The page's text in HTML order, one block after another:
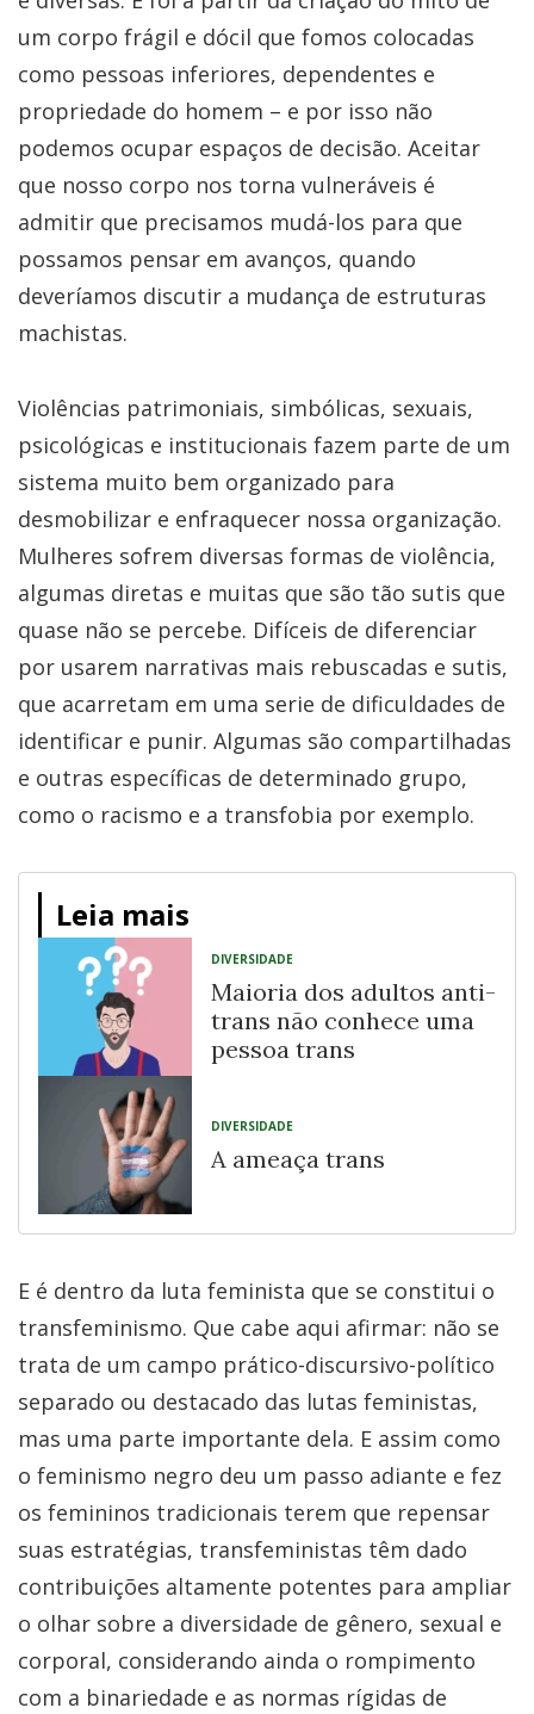
um corpo frágil e dócil que fomos colocadas
como pessoas inferiores, dependentes e
propriedade do homem – e por isso não
podemos ocupar espaços de decisão. Aceitar
que nosso corpo nos torna vulneráveis é
admitir que precisamos mudá-los para que
possamos pensar em avanços, quando
deveríamos discutir a mudança de estruturas
machistas.
Violências patrimoniais, simbólicas, sexuais,
psicológicas e institucionais fazem parte de um
sistema muito bem organizado para
desmobilizar e enfraquecer nossa organização.
Mulheres sofrem diversas formas de violência,
algumas diretas e muitas que são tão sutis que
quase não se percebe. Difíceis de diferenciar
por usarem narrativas mais rebuscadas e sutis,
que acarretam em uma serie de dificuldades de
identificar e punir. Algumas são compartilhadas
e outras específicas de determinado grupo,
como o racismo e a transfobia por exemplo.
Leia mais
DIVERSIDADE
Maioria dos adultos anti-
trans não conhece uma
pessoa trans
DIVERSIDADE
A ameaça trans
E é dentro da luta feminista que se constitui o
transfeminismo. Que cabe aqui afirmar: não se
trata de um campo prático-discursivo-político
separado ou destacado das lutas feministas,
mas uma parte importante dela. E assim como
o feminismo negro deu um passo adiante e fez
os femininos tradicionais terem que repensar
suas estratégias, transfeministas têm dado
contribuições altamente potentes para ampliar
o olhar sobre a diversidade de gênero, sexual e
corporal, considerando ainda o rompimento
com a binariedade e as normas rígidas de